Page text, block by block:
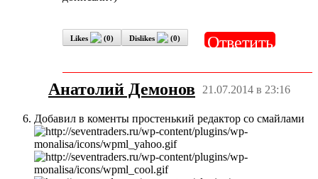
Likes (0) Dislikes (0) Ответить
Анатолий Демонов 21.07.2014 в 23:16
Добавил в коменты простенький редактор со смайлами